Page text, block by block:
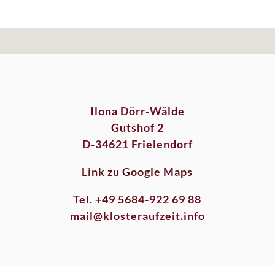
Ilona Dörr-Wälde
Gutshof 2
D-34621 Frielendorf
Link zu Google Maps
Tel. +49 5684-922 69 88
mail@klosteraufzeit.info